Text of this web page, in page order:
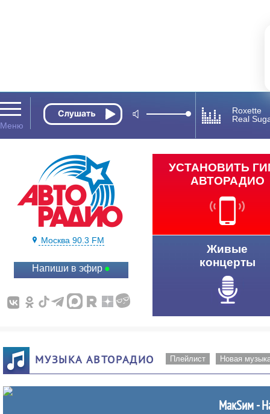
Roxette
Real
Москва 90.3 FM
Напиши в эфир
УСТАНОВИТЬ
АВТОРАДИО
Живые
концерты
МУЗЫКА АВТОРАДИО Плейлист Новая
МакSим -